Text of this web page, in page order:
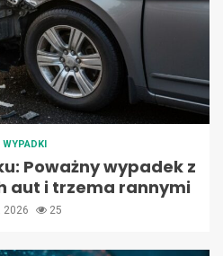
WYPADKI
Poważny wypadek z
aut i trzema rannymi
2026 25